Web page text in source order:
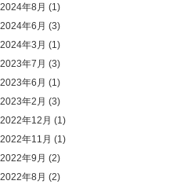
2024年8月 (1)
2024年6月 (3)
2024年3月 (1)
2023年7月 (3)
2023年6月 (1)
2023年2月 (3)
2022年12月 (1)
2022年11月 (1)
2022年9月 (2)
2022年8月 (2)